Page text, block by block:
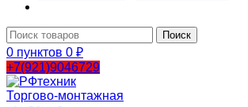
Поиск
0 пунктов 0 ₽
+7(921)9046729